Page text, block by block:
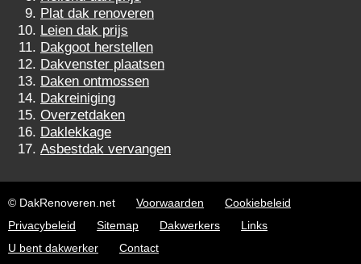
Plat dak renoveren
Leien dak prijs
Dakgoot herstellen
Dakvenster plaatsen
Daken ontmossen
Dakreiniging
Overzetdaken
Daklekkage
Asbestdak vervangen
© DakRenoveren.net Voorwaarden
Cookiebeleid
Privacybeleid
Sitemap Dakwerkers
Links
U bent dakwerker
Contact